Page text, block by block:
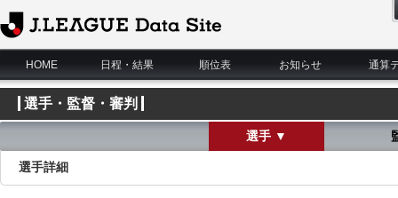
J.League Data Site
HOME
日程・結果 順位表 お知らせ 通算
選手・監督・審判
選手 ▼
選手詳細